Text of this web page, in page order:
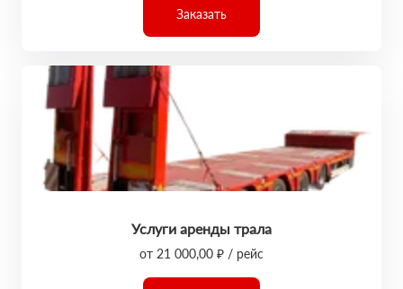
Заказать
Услуги аренды трала
от 21 000,00 ₽ / рейс